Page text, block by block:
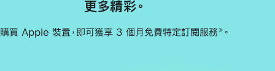
更多精彩。
購買 Apple 裝置，即可獲享 3 個月免費特定訂閱服務 ※ 。